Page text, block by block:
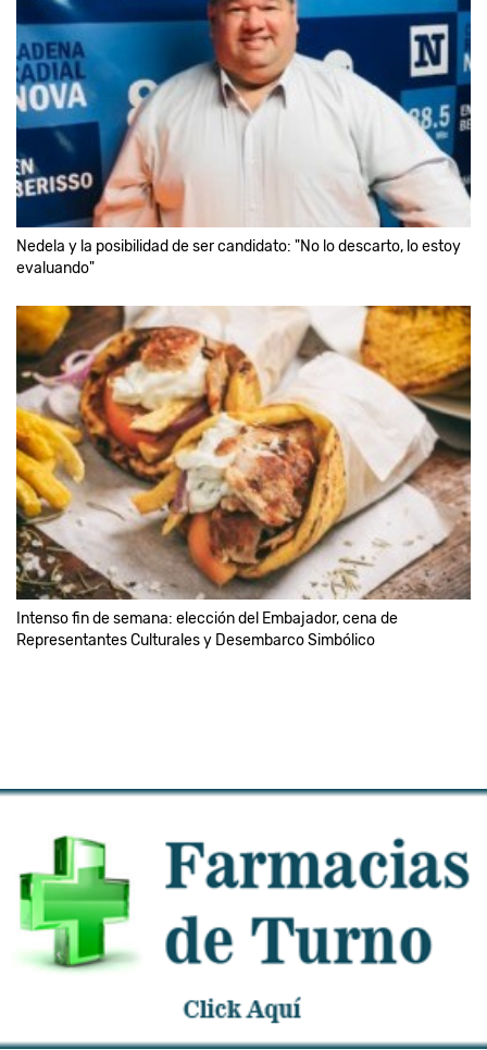
Nedela y la posibilidad de ser candidato: "No lo descarto, lo estoy
evaluando"
Intenso fin de semana: elección del Embajador, cena de
Representantes Culturales y Desembarco Simbólico